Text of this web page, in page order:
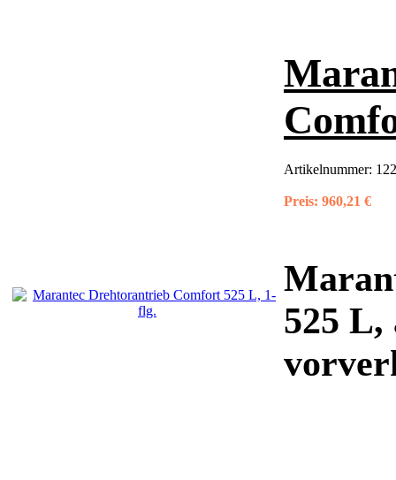
Artikelnummer:
Preis: 960,21 €
525